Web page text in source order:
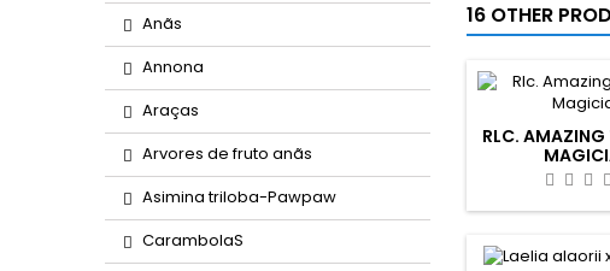
Anãs
Annona
Araças
Arvores de fruto anãs
Asimina triloba-Pawpaw
CarambolaS
16 OTHER
RLC.